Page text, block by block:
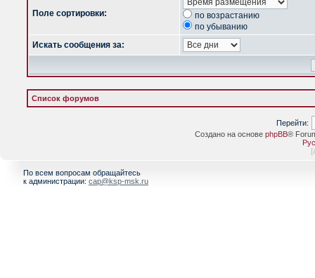
Поле сортировки:
по возрастанию
по убыванию
Искать сообщения за:
Список форумов
Перейти:
Создано на основе phpBB®
[
По всем вопросам обращайтесь
к администрации: cap@ksp-msk.ru